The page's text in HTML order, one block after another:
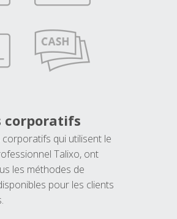
corporatifs
corporatifs qui utilisent le
Talixo, ont
les méthodes de
pour les clients